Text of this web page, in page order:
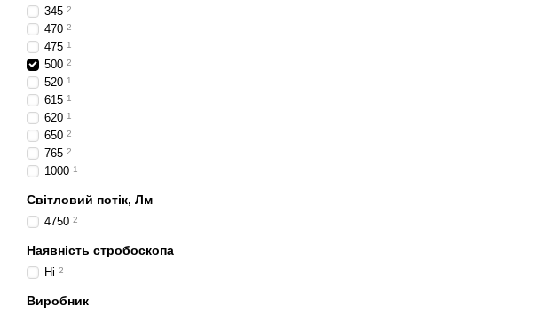
345 2
470 2
475 1
500 2
520 1
615 1
620 1
650 2
765 2
1000 1
Світловий потік, Лм
4750 2
Наявність стробоскопа
Ні 2
Виробник